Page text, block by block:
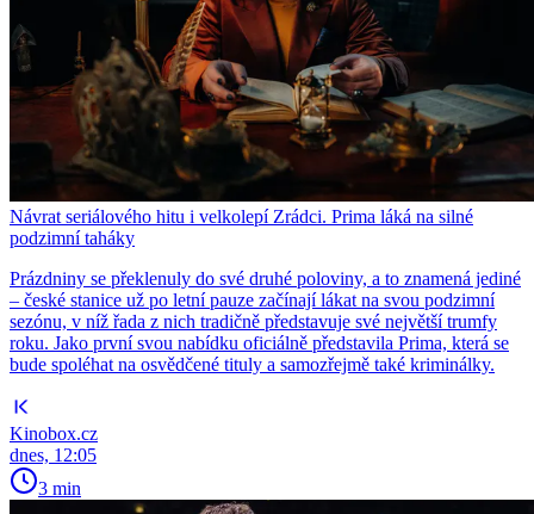
Návrat seriálového hitu i velkolepí Zrádci. Prima láká na silné
podzimní taháky
Prázdniny se překlenuly do své druhé poloviny, a to znamená jediné
– české stanice už po letní pauze začínají lákat na svou podzimní
sezónu, v níž řada z nich tradičně představuje své největší trumfy
roku. Jako první svou nabídku oficiálně představila Prima, která se
bude spoléhat na osvědčené tituly a samozřejmě také kriminálky.
Kinobox.cz
dnes, 12:05
3 min